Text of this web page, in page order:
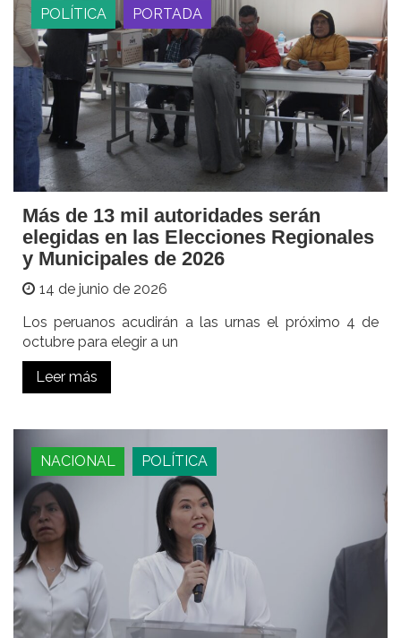
POLÍTICA
PORTADA
Más de 13 mil autoridades serán
elegidas en las Elecciones Regionales
y Municipales de 2026
14 de junio de 2026
Los peruanos acudirán a las urnas el próximo 4 de
octubre para elegir a un
Leer más
NACIONAL POLÍTICA